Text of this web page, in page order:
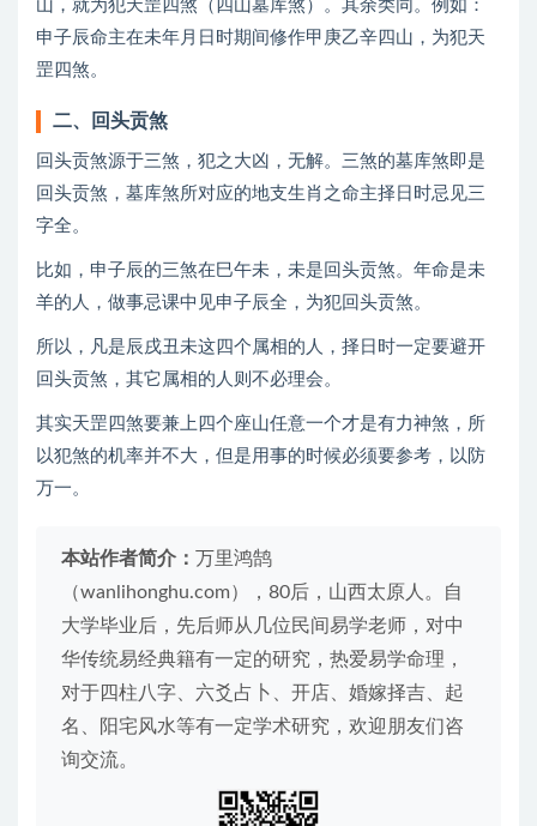
山，就为犯天罡四煞（四山墓库煞）。其余类同。例如：
申子辰命主在未年月日时期间修作甲庚乙辛四山，为犯天
罡四煞。
二、回头贡煞
回头贡煞源于三煞，犯之大凶，无解。三煞的墓库煞即是
回头贡煞，墓库煞所对应的地支生肖之命主择日时忌见三
字全。
比如，申子辰的三煞在巳午未，未是回头贡煞。年命是未
羊的人，做事忌课中见申子辰全，为犯回头贡煞。
所以，凡是辰戌丑未这四个属相的人，择日时一定要避开
回头贡煞，其它属相的人则不必理会。
其实天罡四煞要兼上四个座山任意一个才是有力神煞，所
以犯煞的机率并不大，但是用事的时候必须要参考，以防
万一。
本站作者简介： 万里鸿鹄
（wanlihonghu.com），80后，山西太原人。自
大学毕业后，先后师从几位民间易学老师，对中
华传统易经典籍有一定的研究，热爱易学命理，
对于四柱八字、六爻占卜、开店、婚嫁择吉、起
名、阳宅风水等有一定学术研究，欢迎朋友们咨
询交流。